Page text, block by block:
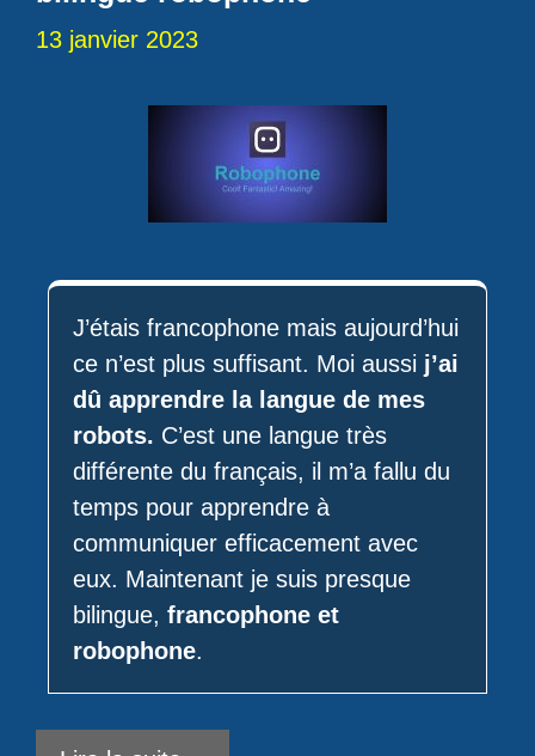
13 janvier 2023
J’étais francophone mais aujourd’hui
ce n’est plus suffisant. Moi aussi j’ai
dû apprendre la langue de mes
robots. C’est une langue très
différente du français, il m’a fallu du
temps pour apprendre à
communiquer efficacement avec
eux. Maintenant je suis presque
bilingue, francophone et
robophone.